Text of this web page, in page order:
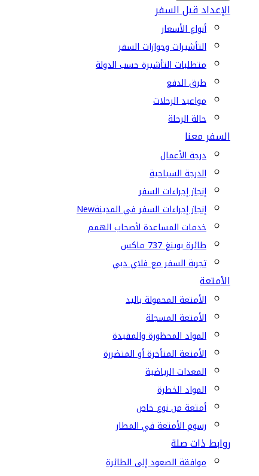
الإعداد قبل السفر
أنواع الأسعار
التأشيرات وجوازات السفر
متطلبات التأشيرة حسب الدولة
طرق الدفع
مواعيد الرحلات
حالة الرحلة
السفر معنا
درجة الأعمال
الدرجة السياحية
إنجاز إجراءات السفر
إنجاز إجراءات السفر في المدينةNew
خدمات المساعدة لأصحاب الهمم
طائرة بوينغ 737 ماكس
تجربة السفر مع فلاي دبي
الأمتعة
الأمتعة المحمولة باليد
الأمتعة المسجلة
المواد المحظورة والمقيدة
الأمتعة المتأخرة أو المتضررة
المعدات الرياضية
المواد الخطرة
أمتعة من نوع خاص
رسوم الأمتعة في المطار
روابط ذات صلة
موافقة الصعود إلى الطائرة